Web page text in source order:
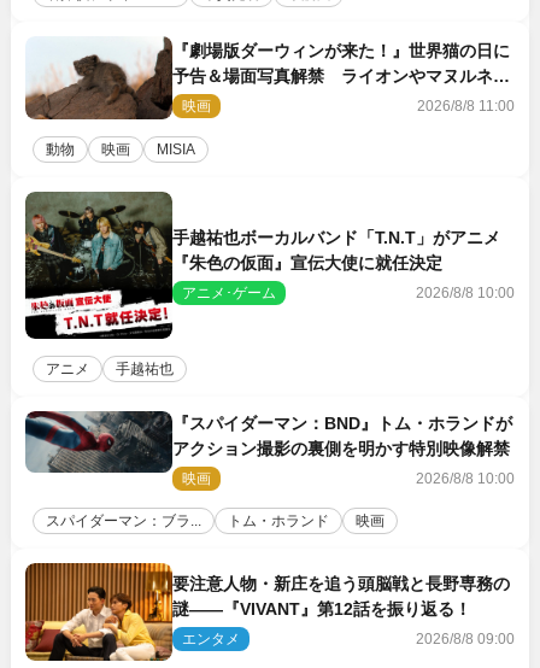
『劇場版ダーウィンが来た！』世界猫の日に
予告＆場面写真解禁 ライオンやマヌルネコ
の赤ちゃんが大集合
映画 2026/8/8 11:00
動物 映画 MISIA
手越祐也ボーカルバンド「T.N.T」がアニメ
『朱色の仮面』宣伝大使に就任決定
アニメ･ゲーム 2026/8/8 10:00
アニメ 手越祐也
『スパイダーマン：BND』トム・ホランドが
アクション撮影の裏側を明かす特別映像解禁
映画 2026/8/8 10:00
スパイダーマン：ブラ... トム・ホランド 映画
要注意人物・新庄を追う頭脳戦と長野専務の
謎――『VIVANT』第12話を振り返る！
エンタメ 2026/8/8 09:00